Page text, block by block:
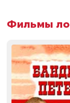
Фильмы